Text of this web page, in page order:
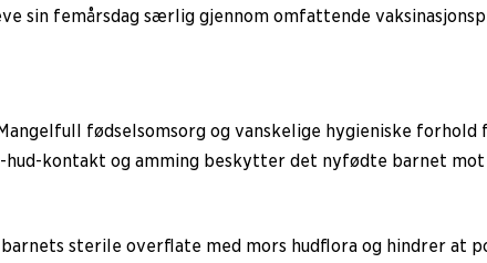
sin femårsdag særlig gjennom omfattende
fødselsomsorg og vanskelige hygieniske
kontakt og amming beskytter det nyfødte barnet
sterile overflate med mors hudflora og hindrer at